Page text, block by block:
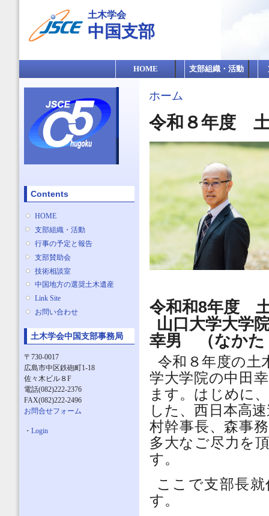
動
土木学会
中国支部
HOME 支部組織・活動
Contents
HOME
支部組織・活動
行事の予定と報告
支部賛助会
技術相談室
中国地方の選奨土木遺産
Link Site
お問い合わせ
土木学会中国支部事務局
〒730-0017
広島市中区鉄砲町1-18
佐々木ビル８F
電話(082)222-2376
FAX(082)222-2496
お問合せフォーム
・ Login
現在地
ホーム
令和８年度
令和和8年
山口大学大
幸男 （なか
令和８年度の土
学大学院の中田
ます。はじめに
した、西日本高
村幹事長、森事
多大なご尽力を
す。
ここで支部長
す。